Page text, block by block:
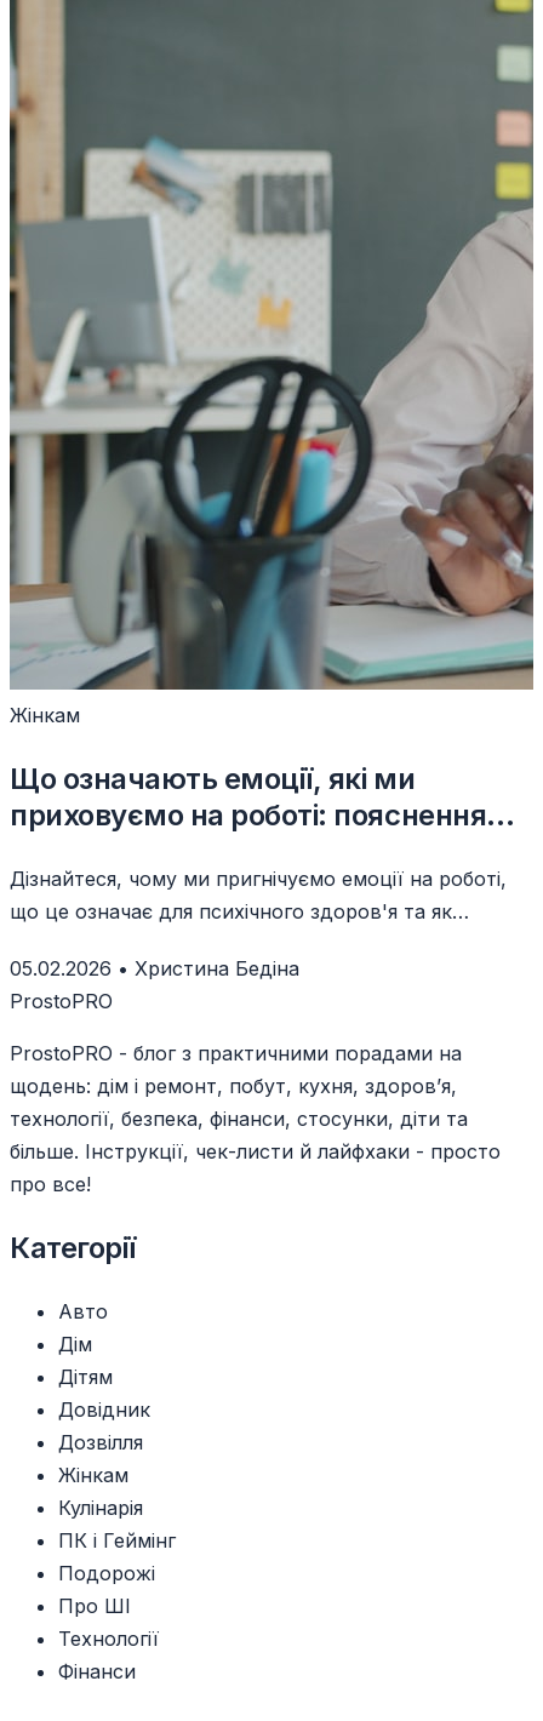
Жінкам
Що означають емоції, які ми
приховуємо на роботі: пояснення
Дізнайтеся, чому ми пригнічуємо емоції на роботі,
що це означає для психічного здоров'я та як
05.02.2026 • Христина Бедіна
ProstoPRO
ProstoPRO - блог з практичними порадами на
щодень: дім і ремонт, побут, кухня, здоров’я,
технології, безпека, фінанси, стосунки, діти та
більше. Інструкції, чек-листи й лайфхаки - просто
про все!
Категорії
Авто
Дім
Дітям
Довідник
Дозвілля
Жінкам
Кулінарія
ПК і Геймінг
Подорожі
Про ШІ
Технології
Фінанси